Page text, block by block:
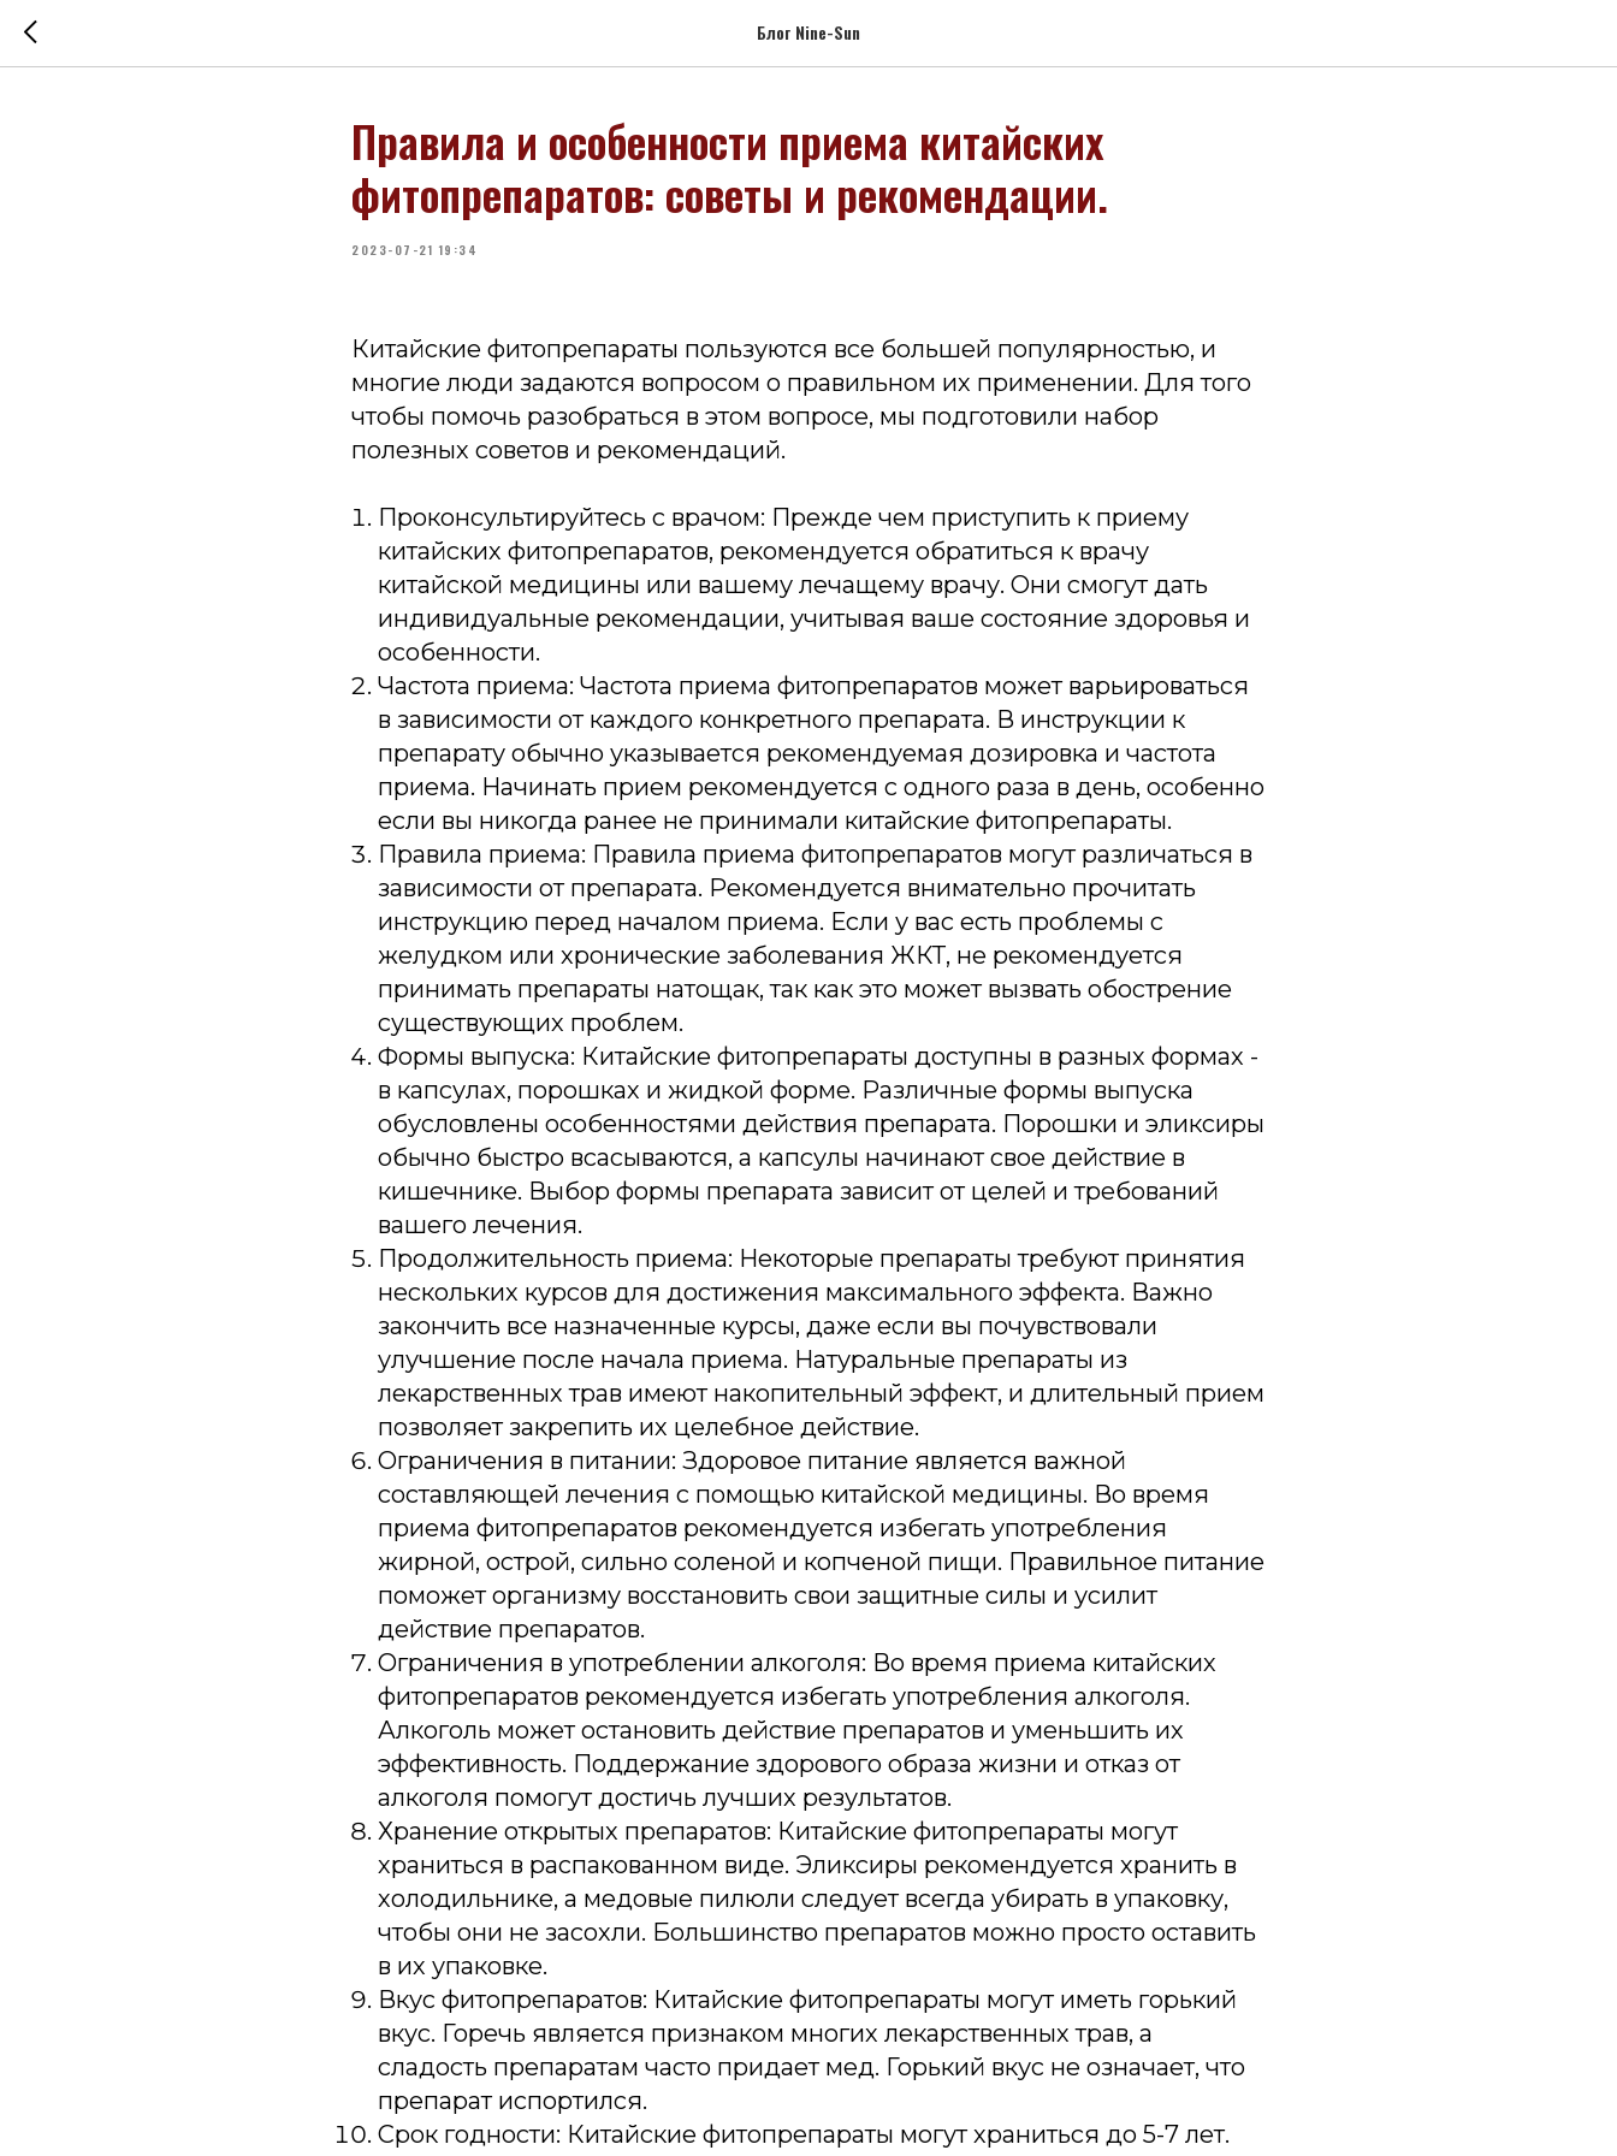
Блог Nine-Sun
Правила и особенности приема китайских
фитопрепаратов: советы и рекомендации.
2023-07-21 19:34
Китайские фитопрепараты пользуются все большей популярностью, и
многие люди задаются вопросом о правильном их применении. Для того
чтобы помочь разобраться в этом вопросе, мы подготовили набор
полезных советов и рекомендаций.
Проконсультируйтесь с врачом: Прежде чем приступить к приему
китайских фитопрепаратов, рекомендуется обратиться к врачу
китайской медицины или вашему лечащему врачу. Они смогут дать
индивидуальные рекомендации, учитывая ваше состояние здоровья и
особенности.
Частота приема: Частота приема фитопрепаратов может варьироваться
в зависимости от каждого конкретного препарата. В инструкции к
препарату обычно указывается рекомендуемая дозировка и частота
приема. Начинать прием рекомендуется с одного раза в день, особенно
если вы никогда ранее не принимали китайские фитопрепараты.
Правила приема: Правила приема фитопрепаратов могут различаться в
зависимости от препарата. Рекомендуется внимательно прочитать
инструкцию перед началом приема. Если у вас есть проблемы с
желудком или хронические заболевания ЖКТ, не рекомендуется
принимать препараты натощак, так как это может вызвать обострение
существующих проблем.
Формы выпуска: Китайские фитопрепараты доступны в разных формах -
в капсулах, порошках и жидкой форме. Различные формы выпуска
обусловлены особенностями действия препарата. Порошки и эликсиры
обычно быстро всасываются, а капсулы начинают свое действие в
кишечнике. Выбор формы препарата зависит от целей и требований
вашего лечения.
Продолжительность приема: Некоторые препараты требуют принятия
нескольких курсов для достижения максимального эффекта. Важно
закончить все назначенные курсы, даже если вы почувствовали
улучшение после начала приема. Натуральные препараты из
лекарственных трав имеют накопительный эффект, и длительный прием
позволяет закрепить их целебное действие.
Ограничения в питании: Здоровое питание является важной
составляющей лечения с помощью китайской медицины. Во время
приема фитопрепаратов рекомендуется избегать употребления
жирной, острой, сильно соленой и копченой пищи. Правильное питание
поможет организму восстановить свои защитные силы и усилит
действие препаратов.
Ограничения в употреблении алкоголя: Во время приема китайских
фитопрепаратов рекомендуется избегать употребления алкоголя.
Алкоголь может остановить действие препаратов и уменьшить их
эффективность. Поддержание здорового образа жизни и отказ от
алкоголя помогут достичь лучших результатов.
Хранение открытых препаратов: Китайские фитопрепараты могут
храниться в распакованном виде. Эликсиры рекомендуется хранить в
холодильнике, а медовые пилюли следует всегда убирать в упаковку,
чтобы они не засохли. Большинство препаратов можно просто оставить
в их упаковке.
Вкус фитопрепаратов: Китайские фитопрепараты могут иметь горький
вкус. Горечь является признаком многих лекарственных трав, а
сладость препаратам часто придает мед. Горький вкус не означает, что
препарат испортился.
Срок годности: Китайские фитопрепараты могут храниться до 5-7 лет.